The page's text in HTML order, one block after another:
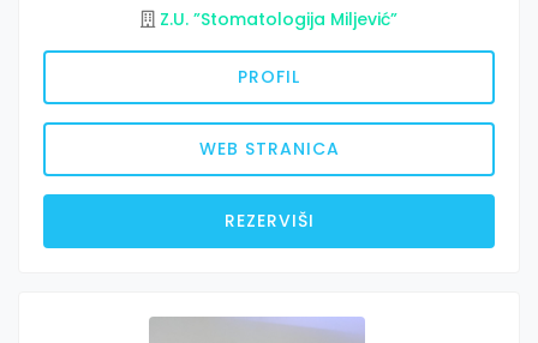
Z.U. ”Stomatologija Miljević”
PROFIL
WEB STRANICA
REZERVIŠI